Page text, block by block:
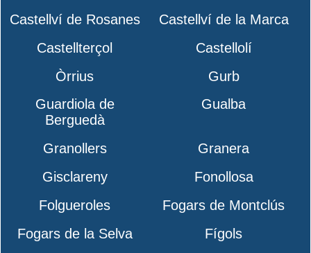
Castellví de Rosanes
Castellví de la Marca
Castellterçol
Castellolí
Òrrius
Gurb
Guardiola de
Berguedà
Gualba
Granollers
Granera
Gisclareny
Fonollosa
Folgueroles
Fogars de Montclús
Fogars de la Selva
Fígols